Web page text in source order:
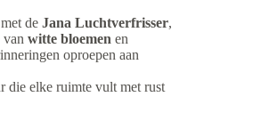
de Jana Luchtverfrisser,
van witte bloemen en
oproepen aan
die elke ruimte vult met rust